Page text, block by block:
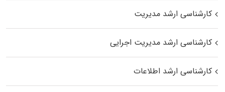
کارشناسی ارشد مدیریت
کارشناسی ارشد مدیریت اجرایی
کارشناسی ارشد اطلاعات